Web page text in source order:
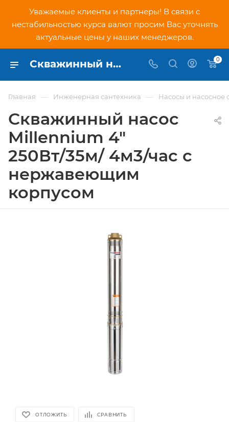
Уважаемые клиенты и партнеры! В связи с
нестабильностью курса валют просим Вас уточнять
актуальные цены у наших менеджеров.
Скважинный насос Millennium 4" 250Вт/35м/ 4м3/час с нержавеющим корпусом - купить по низкой цене в Москве, интернет-магазин PNDtech.ru 0
Главная — Инженерная сантехника — Насосы и насосное
Скважинный насос
Millennium 4"
250Вт/35м/ 4м3/час с
нержавеющим
корпусом
ОТЛОЖИТЬ СРАВНИТЬ